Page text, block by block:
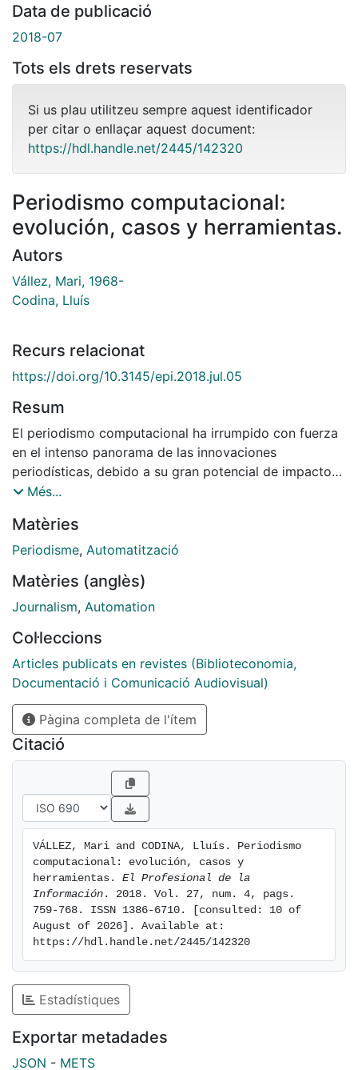
Data de publicació
2018-07
Tots els drets reservats
Si us plau utilitzeu sempre aquest identificador
per citar o enllaçar aquest document:
https://hdl.handle.net/2445/142320
Periodismo computacional:
evolución, casos y herramientas.
Autors
Vállez, Mari, 1968-
Codina, Lluís
Recurs relacionat
https://doi.org/10.3145/epi.2018.jul.05
Resum
El periodismo computacional ha irrumpido con fuerza
en el intenso panorama de las innovaciones
periodísticas, debido a su gran potencial de impacto
en las redacciones. Dada la reciente implantación de
redacciones que lo han incorporado, en este trabajo
presentamos un resultado de tipo exploratorio sobre
relacionamos con variaciones bien implantadas del
periodismo, como el periodismo de datos. El trabajo
de los principales informes sobre esta materia, así
como a partir de una serie de estudios de caso. Los
resultados pueden ayudar tanto a enfocar nuevas
investigaciones en este campo, como a completar el
panorama de la innovación para profesionales e
investigadores del sector que necesiten disponer de
una visión global del impacto que puede alcanzar el
periodismo computacional.
Més...
Matèries
Periodisme, Automatització
Matèries (anglès)
Journalism, Automation
Col·leccions
Articles publicats en revistes (Biblioteconomia,
Documentació i Comunicació Audiovisual)
Pàgina completa de l'ítem
Citació
VÁLLEZ, Mari and CODINA, Lluís. Periodismo
computacional: evolución, casos y
herramientas. El Profesional de la
Información . 2018. Vol. 27, num. 4, pags.
759-768. ISSN 1386-6710. [consulted: 10 of
August of 2026]. Available at:
https://hdl.handle.net/2445/142320
Estadístiques
Exportar metadades
JSON - METS